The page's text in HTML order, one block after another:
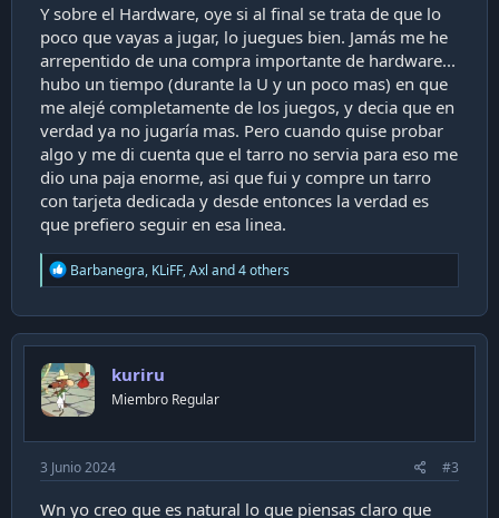
Y sobre el Hardware, oye si al final se trata de que lo
poco que vayas a jugar, lo juegues bien. Jamás me he
arrepentido de una compra importante de hardware...
hubo un tiempo (durante la U y un poco mas) en que
me alejé completamente de los juegos, y decia que en
verdad ya no jugaría mas. Pero cuando quise probar
algo y me di cuenta que el tarro no servia para eso me
dio una paja enorme, asi que fui y compre un tarro
con tarjeta dedicada y desde entonces la verdad es
que prefiero seguir en esa linea.
R
e
c
t
o
n
s
Barbanegra, KLiFF,Axl and 4 others
kuriru
Miembro Regular
3 Junio 2024 #3
Wn yo creo que es natural lo que piensas claro que